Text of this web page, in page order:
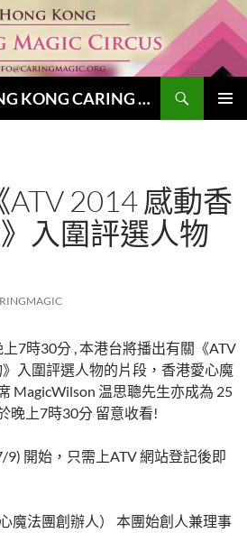
香港愛心魔法團 HONG KONG CARING MAGIC CIRCUS
2014 感動香
入圍評選人物
7時30分 , 本港台將播出有關《ATV
入圍評選人物的片段，香港愛心魔
MagicWilson 温思聰先生亦成為 25
晚上7時30分 留意收看!
開始，只需上ATV 網站登記後即
魔法團創辦人） 本團始創人兼理事